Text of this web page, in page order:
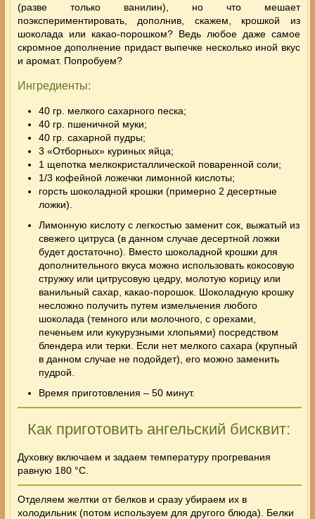
(разве только ванилин), но что мешает
поэкспериментировать, дополнив, скажем, крошкой из
шоколада или какао-порошком? Ведь любое даже самое
скромное дополнение придаст выпечке несколько иной вкус
и аромат. Попробуем?
Ингредиенты:
40 гр. мелкого сахарного песка;
40 гр. пшеничной муки;
40 гр. сахарной пудры;
3 «Отборных» куриных яйца;
1 щепотка мелкокристаллической поваренной соли;
1/3 кофейной ложечки лимонной кислоты;
горсть шоколадной крошки (примерно 2 десертные
ложки).
Лимонную кислоту с легкостью заменит сок, выжатый из
свежего цитруса (в данном случае десертной ложки
будет достаточно). Вместо шоколадной крошки для
дополнительного вкуса можно использовать кокосовую
стружку или цитрусовую цедру, молотую корицу или
ванильный сахар, какао-порошок. Шоколадную крошку
несложно получить путем измельчения любого
шоколада (темного или молочного, с орехами,
печеньем или кукурузными хлопьями) посредством
блендера или терки. Если нет мелкого сахара (крупный
в данном случае не подойдет), его можно заменить
пудрой.
Время приготовления – 50 минут.
Как приготовить ангельский бисквит:
Духовку включаем и задаем температуру прогревания
равную 180 °C.
Отделяем желтки от белков и сразу убираем их в
холодильник (потом используем для другого блюда). Белки